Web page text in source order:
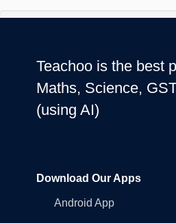
Teachoo is the best
Maths, Science,
(using AI)
Download Our Apps
Android App